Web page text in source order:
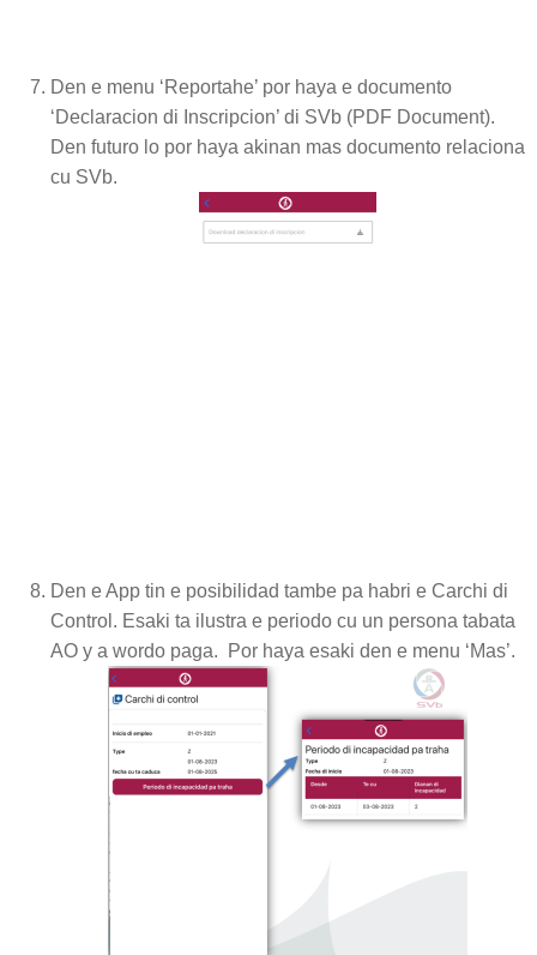
Den e menu ‘Reportahe’ por haya e documento
‘Declaracion di Inscripcion’ di SVb (PDF Document).
Den futuro lo por haya akinan mas documento relaciona
cu SVb.
Den e App tin e posibilidad tambe pa habri e Carchi di
Control. Esaki ta ilustra e periodo cu un persona tabata
AO y a wordo paga. Por haya esaki den e menu ‘Mas’.